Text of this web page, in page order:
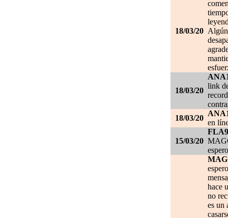
18/03/20
18/03/20
link
18/03/20
en
15/03/20
hace
no
es un